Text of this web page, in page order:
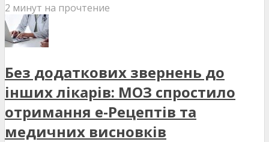
2 минут на прочтение
Без додаткових звернень до
інших лікарів: МОЗ спростило
отримання е-Рецептів та
медичних висновків